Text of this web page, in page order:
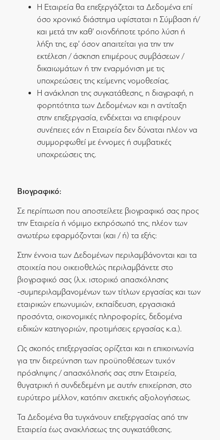
Η Εταιρεία θα επεξεργάζεται τα Δεδομένα επί
όσο χρονικό διάστημα υφίσταται η Σύμβαση ή/
και μετά την καθ’ οιονδήποτε τρόπο λύση ή
λήξη της, εφ’ όσον απαιτείται για την την
εκτέλεση / άσκηση επιμέρους συμβάσεων /
δικαιωμάτων ή την εναρμόνιση με τις
υποχρεώσεις της κείμενης νομοθεσίας.
Η ανάκληση της συγκατάθεσης, η διαγραφή, η
φορητότητα των Δεδομένων και η αντίταξη
στην επεξεργασία, ενδέχεται να επιφέρουν
συνέπειες εάν η Εταιρεία δεν δύναται πλέον να
συμμορφωθεί με έννομες ή συμβατικές
υποχρεώσεις της.
Βιογραφικό:
Σε περίπτωση που αποστείλετε βιογραφικό σας προς
την Εταιρεία ή νόμιμο εκπρόσωπό της, πλέον των
ανωτέρω εφαρμόζονται (και / ή) τα εξής:
Στην έννοια των Δεδομένων περιλαμβάνονται και τα
στοιχεία που οικειοθελώς περιλαμβάνετε στο
βιογραφικό σας (λ.χ. ιστορικό απασχόλησης
-συμπεριλαμβανομένων των τίτλων εργασίας και των
εταιρικών επωνυμιών, εκπαίδευση, εργασιακά
προσόντα, οικονομικές πληροφορίες, δεδομένα
ειδικών κατηγοριών, προτιμήσεις εργασίας κ.α.).
Ως σκοπός επεξεργασίας ορίζεται και η επικοινωνία
για την διερεύνηση των προϋποθέσεων τυχόν
πρόσληψης / απασχόλησής σας στην Εταιρεία,
θυγατρική ή συνδεδεμένη με αυτήν επιχείρηση, στο
ευρύτερο μέλλον, κατόπιν σχετικής αξιολογήσεως.
Τα Δεδομένα θα τυγχάνουν επεξεργασίας από την
Εταιρεία έως ανακλήσεως της συγκατάθεσης.